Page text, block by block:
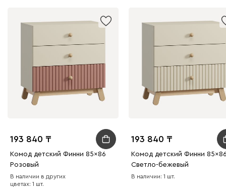
193 840
Комод детский Финни 85x86
Розовый
В наличии в других
цветах: 1 шт.
193 840
Комод детский Финни
Светло-бежевый
В наличии: 1 шт.